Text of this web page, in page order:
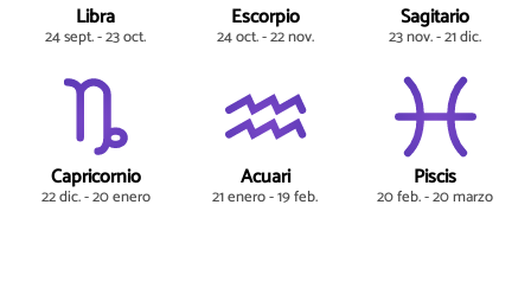
Libra
24 sept. - 23 oct.
Escorpio
24 oct. - 22 nov.
Sagitario
23 nov. - 21 dic.
Capricornio
22 dic. - 20 enero
Acuari
21 enero - 19 feb.
Piscis
20 feb. - 20 marzo